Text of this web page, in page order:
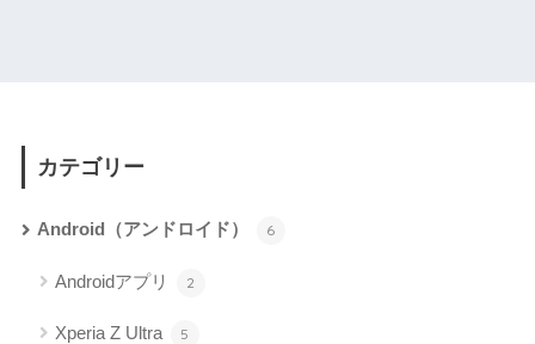
カテゴリー
Android（アンドロイド） 6
Androidアプリ 2
Xperia Z Ultra 5